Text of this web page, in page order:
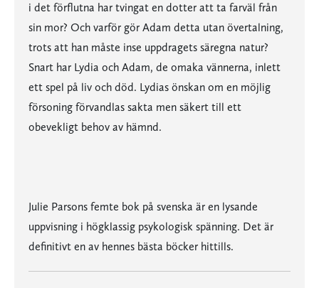
i det förflutna har tvingat en dotter att ta farväl från
sin mor? Och varför gör Adam detta utan övertalning,
trots att han måste inse uppdragets säregna natur?
Snart har Lydia och Adam, de omaka vännerna, inlett
ett spel på liv och död. Lydias önskan om en möjlig
försoning förvandlas sakta men säkert till ett
obevekligt behov av hämnd.
Julie Parsons femte bok på svenska är en lysande
uppvisning i högklassig psykologisk spänning. Det är
definitivt en av hennes bästa böcker hittills.